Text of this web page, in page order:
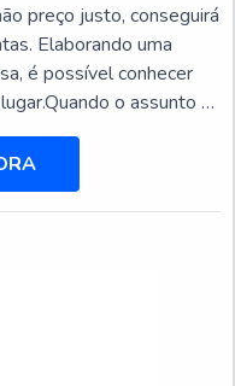
preço justo, conseguirá
Elaborando uma
é possível conhecer
o assunto é
equipe da DFG
custo-benefício
para suprir a
CANHÃO PREÇ...